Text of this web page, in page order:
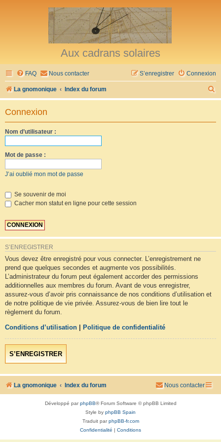
Aux cadrans solaires
FAQ Nous contacter Connexion
S’enregistrer
La gnomonique Index du forum
e
Connexion
Nom d’utilisateur :
Mot de passe :
J’ai oublié mon mot de passe
Se souvenir de moi
Cacher mon statut en ligne pour cette session
S’ENREGISTRER
Vous devez être enregistré pour vous connecter. L’enregistrement ne
prend que quelques secondes et augmente vos possibilités.
L’administrateur du forum peut également accorder des permissions
additionnelles aux membres du forum. Avant de vous enregistrer,
assurez-vous d’avoir pris connaissance de nos conditions d’utilisation et
de notre politique de vie privée. Assurez-vous de bien lire tout le
règlement du forum.
Conditions d’utilisation Politique de confidentialité
S’ENREGISTRER
La gnomonique Index du forum Nous contacter
Développé parphpBB® Forum Software © phpBB Limited
Style by phpBB Spain
Traduit parphpBB-fr.com
Confidentialité
Conditions